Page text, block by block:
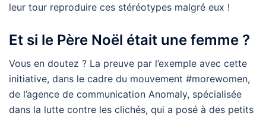
leur tour reproduire ces stéréotypes malgré eux !
Et si le Père Noël était une femme ?
Vous en doutez ? La preuve par l’exemple avec cette
initiative, dans le cadre du mouvement #morewomen,
de l’agence de communication Anomaly, spécialisée
dans la lutte contre les clichés, qui a posé à des petits